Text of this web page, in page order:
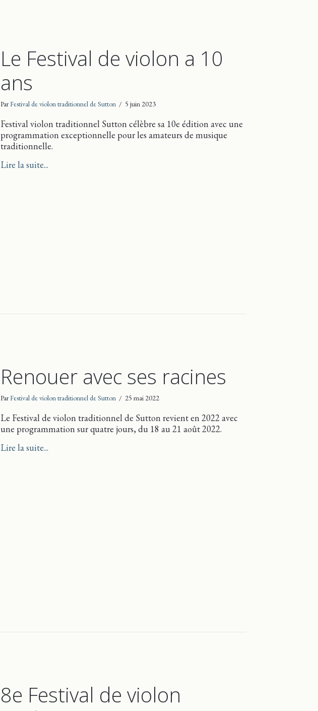
Le Festival de violon a 10
ans
ParFestival de violon traditionnel de Sutton / 5 juin 2023
Festival violon traditionnel Sutton célèbre sa 10e édition avec une
programmation exceptionnelle pour les amateurs de musique
traditionnelle.
Lire la suite...
Renouer avec ses racines
ParFestival de violon traditionnel de Sutton / 25 mai 2022
Le Festival de violon traditionnel de Sutton revient en 2022 avec
une programmation sur quatre jours, du 18 au 21 août 2022.
Lire la suite...
8e Festival de violon